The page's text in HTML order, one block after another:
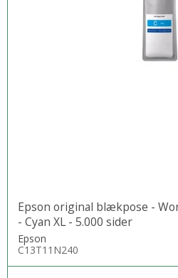
Epson original blækpose -
- Cyan XL - 5.000 sider
Epson
C13T11N240